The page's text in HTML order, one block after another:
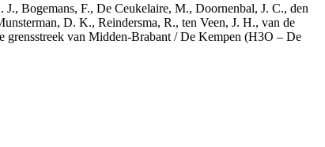
Bogemans, F., De Ceukelaire, M., Doornenbal, J. C., den
D. K., Reindersma, R., ten Veen, J. H., van de
grensstreek van Midden-Brabant / De Kempen (H3O – De